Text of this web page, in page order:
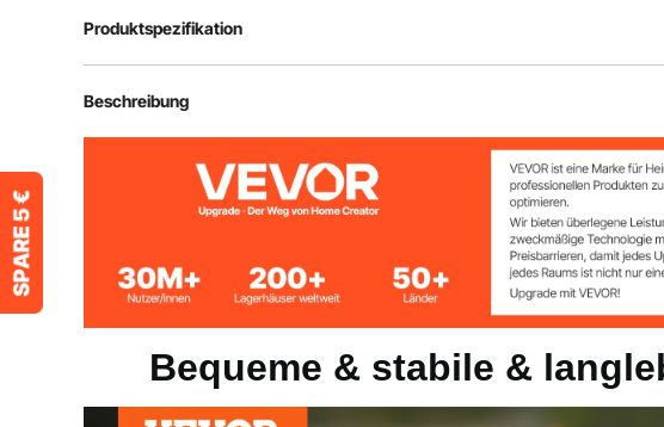
Produktspezifikation
Artikelmodellnummer
32 lbs / 14,54 kg
Produktgröße 72 x 11 x 17 Zoll / 1820 x 280 x
Beschreibung
Bequeme & stabile &